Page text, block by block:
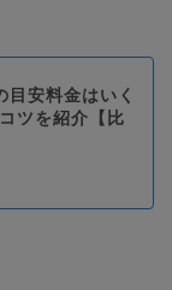
目安料金はいく
ツを紹介【比